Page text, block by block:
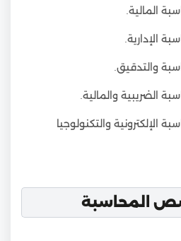
المالية.
الإدارية.
والتدقيق.
الضريبية والمالية.
والتكنولوجيا
المحاسبة